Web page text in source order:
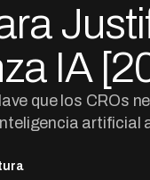
IA
que los CROs
artificial